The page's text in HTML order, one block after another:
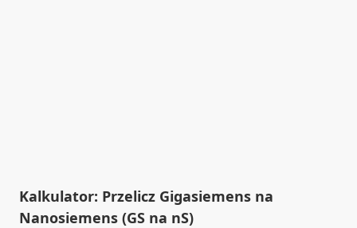
Kalkulator: Przelicz Gigasiemens na
Nanosiemens (GS na nS)